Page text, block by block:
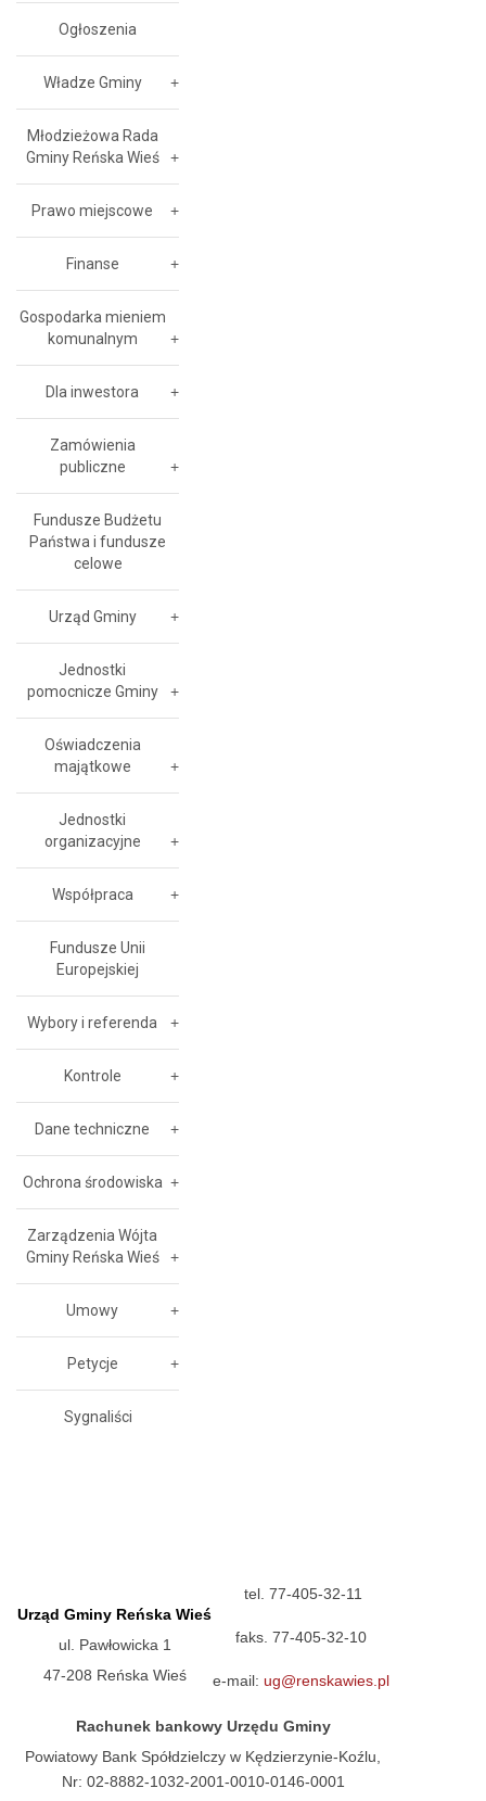
Ogłoszenia
Władze Gminy
Młodzieżowa Rada
Gminy Reńska Wieś
Prawo miejscowe
Finanse
Gospodarka mieniem
komunalnym
Dla inwestora
Zamówienia
publiczne
Fundusze Budżetu
Państwa i fundusze
celowe
Urząd Gminy
Jednostki
pomocnicze Gminy
Oświadczenia
majątkowe
Jednostki
organizacyjne
Współpraca
Fundusze Unii
Europejskiej
Wybory i referenda
Kontrole
Dane techniczne
Ochrona środowiska
Zarządzenia Wójta
Gminy Reńska Wieś
Umowy
Petycje
Sygnaliści
Urząd Gminy Reńska Wieś
ul. Pawłowicka 1
47-208 Reńska Wieś
tel. 77-405-32-11
faks. 77-405-32-10
e-mail: ug@renskawies.pl
Rachunek bankowy Urzędu Gminy
Powiatowy Bank Spółdzielczy w Kędzierzynie-Koźlu,
Nr: 02-8882-1032-2001-0010-0146-0001